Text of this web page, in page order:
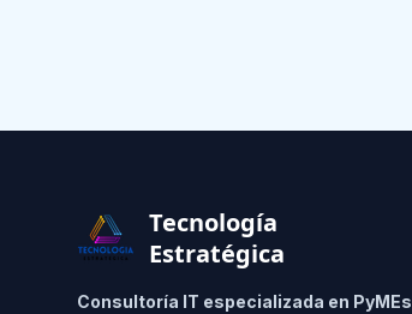
Tecnología
Estratégica
Consultoría IT especializada en PyMEs